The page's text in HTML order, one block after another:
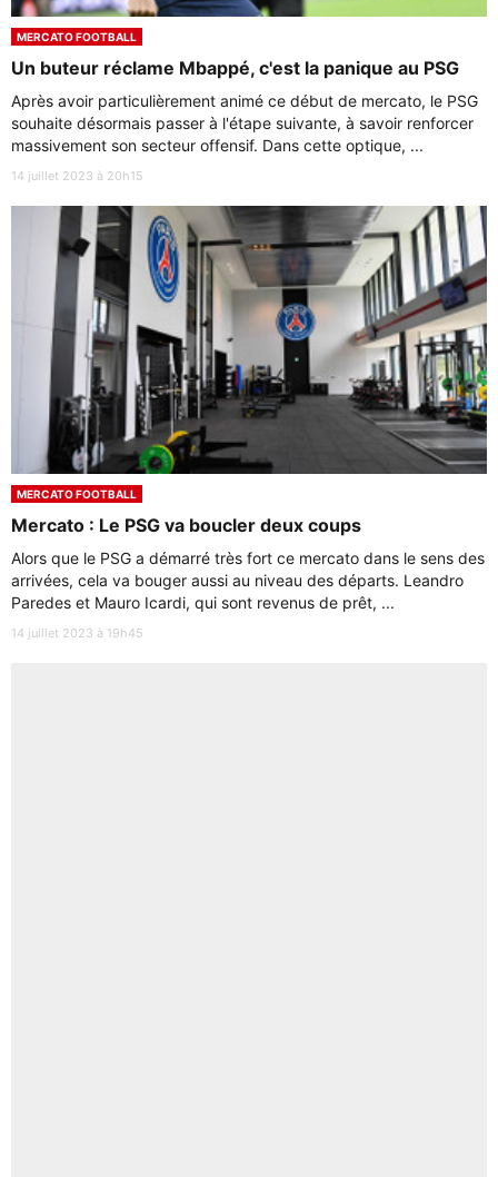
MERCATO FOOTBALL
Un buteur réclame Mbappé, c'est la panique au PSG
Après avoir particulièrement animé ce début de mercato, le PSG
souhaite désormais passer à l'étape suivante, à savoir renforcer
massivement son secteur offensif. Dans cette optique, ...
14 juillet 2023 à 20h15
MERCATO FOOTBALL
Mercato : Le PSG va boucler deux coups
Alors que le PSG a démarré très fort ce mercato dans le sens des
arrivées, cela va bouger aussi au niveau des départs. Leandro
Paredes et Mauro Icardi, qui sont revenus de prêt, ...
14 juillet 2023 à 19h45